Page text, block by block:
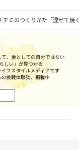
ヂミのつくりかた「混ぜて